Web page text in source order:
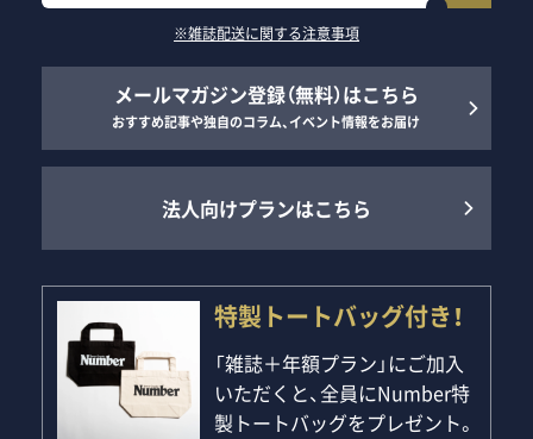
※雑誌配送に関する注意事項
メールマガジン登録（無料）はこちら
おすすめ記事や独自のコラム、イベント情報をお届け
法人向けプランはこちら
特製トートバッグ付き！
「雑誌＋年額プラン」にご加入
いただくと、全員にNumber特
製トートバッグをプレゼント。